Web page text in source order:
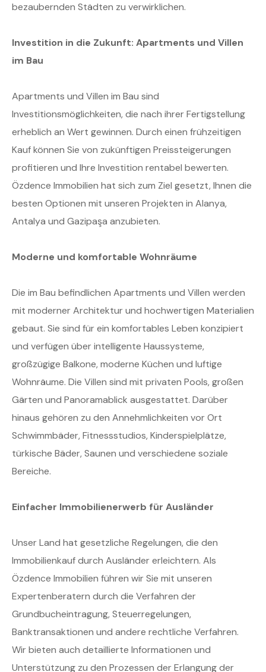
bezaubernden Städten zu verwirklichen.
Investition in die Zukunft: Apartments und Villen
im Bau
Apartments und Villen im Bau sind
Investitionsmöglichkeiten, die nach ihrer Fertigstellung
erheblich an Wert gewinnen. Durch einen frühzeitigen
Kauf können Sie von zukünftigen Preissteigerungen
profitieren und Ihre Investition rentabel bewerten.
Özdence Immobilien hat sich zum Ziel gesetzt, Ihnen die
besten Optionen mit unseren Projekten in Alanya,
Antalya und Gazipaşa anzubieten.
Moderne und komfortable Wohnräume
Die im Bau befindlichen Apartments und Villen werden
mit moderner Architektur und hochwertigen Materialien
gebaut. Sie sind für ein komfortables Leben konzipiert
und verfügen über intelligente Haussysteme,
großzügige Balkone, moderne Küchen und luftige
Wohnräume. Die Villen sind mit privaten Pools, großen
Gärten und Panoramablick ausgestattet. Darüber
hinaus gehören zu den Annehmlichkeiten vor Ort
Schwimmbäder, Fitnessstudios, Kinderspielplätze,
türkische Bäder, Saunen und verschiedene soziale
Bereiche.
Einfacher Immobilienerwerb für Ausländer
Unser Land hat gesetzliche Regelungen, die den
Immobilienkauf durch Ausländer erleichtern. Als
Özdence Immobilien führen wir Sie mit unseren
Expertenberatern durch die Verfahren der
Grundbucheintragung, Steuerregelungen,
Banktransaktionen und andere rechtliche Verfahren.
Wir bieten auch detaillierte Informationen und
Unterstützung zu den Prozessen der Erlangung der